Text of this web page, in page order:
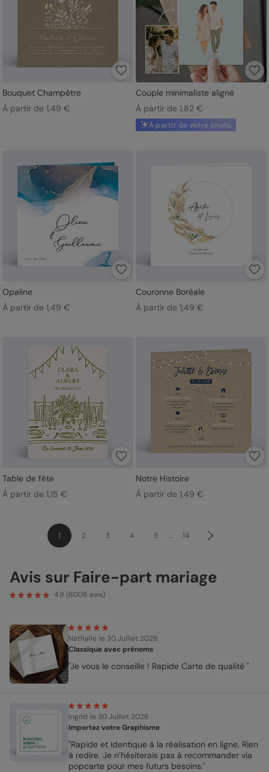
Bouquet Champêtre
À partir de 1,49 €
Couple minimaliste aligné
À partir de 1,82 €
À partir de votre photo
Opaline
À partir de 1,49 €
Couronne Boréale
À partir de 1,49 €
Table de fête
À partir de 1,15 €
Notre Histoire
À partir de 1,49 €
1 2 3 4 5 … 14
Avis sur Faire-part mariage
4.9 (6006 avis)
Nathalie le 30 Juillet 2026
Classique avec prénoms
"Je vous le conseille ! Rapide Carte de qualité "
Ingrid le 30 Juillet 2026
Importez votre Graphisme
"Rapide et identique à la réalisation en ligne. Rien
à redire. Je n’hésiterais pas à recommander via
popcarte pour mes futurs besoins."